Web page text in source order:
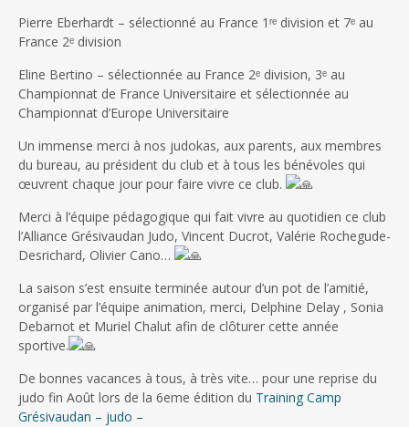
Pierre Eberhardt – sélectionné au France 1ʳᵉ division et 7ᵉ au
France 2ᵉ division
Eline Bertino – sélectionnée au France 2ᵉ division, 3ᵉ au
Championnat de France Universitaire et sélectionnée au
Championnat d’Europe Universitaire
Un immense merci à nos judokas, aux parents, aux membres
du bureau, au président du club et à tous les bénévoles qui
œuvrent chaque jour pour faire vivre ce club.
Merci à l’équipe pédagogique qui fait vivre au quotidien ce club
l’Alliance Grésivaudan Judo, Vincent Ducrot, Valérie Rochegude-
Desrichard, Olivier Cano…
La saison s’est ensuite terminée autour d’un pot de l’amitié,
organisé par l’équipe animation, merci, Delphine Delay , Sonia
Debarnot et Muriel Chalut afin de clôturer cette année
sportive.
De bonnes vacances à tous, à très vite… pour une reprise du
judo fin Août lors de la 6eme édition du Training Camp
Grésivaudan – judo –